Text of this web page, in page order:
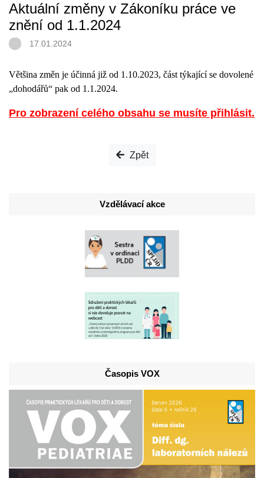
Aktuální změny v Zákoníku práce ve
znění od 1.1.2024
17.01.2024
Většina změn je účinná již od 1.10.2023, část týkající se dovolené
„dohodářů“ pak od 1.1.2024.
Pro zobrazení celého obsahu se musíte přihlásit.
Zpět
Vzdělávací akce
Časopis VOX